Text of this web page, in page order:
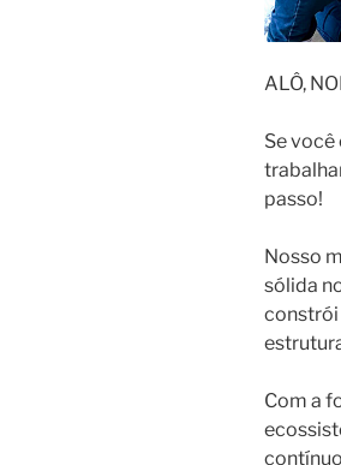
ALÔ,
Se você
passo!
Nosso
sólida
constrói
Com a